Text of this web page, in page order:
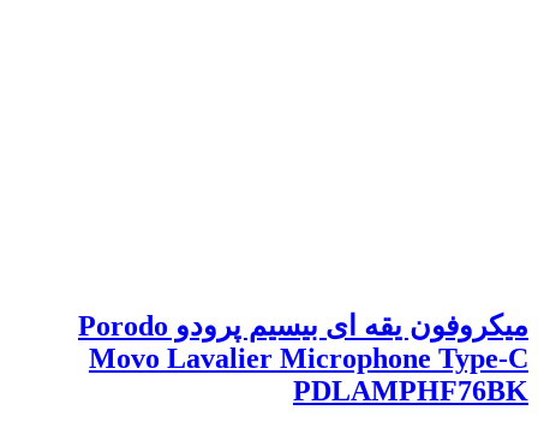
میکروفون یقه ای بیسیم پرودو Porodo
Movo Lavalier Microphone Type-C
PDLAMPHF76BK